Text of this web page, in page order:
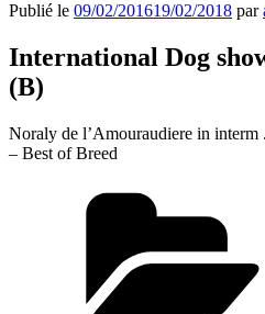
Publié le 09/02/201619/02/2018 par
International Dog
(B)
Noraly de l’Amouraudiere in
– Best of Breed